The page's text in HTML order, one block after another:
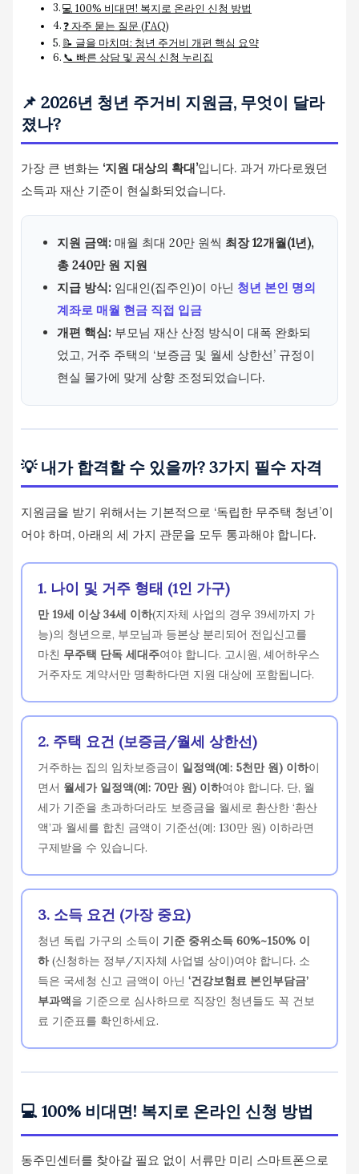
💻 100% 비대면! 복지로 온라인 신청 방법
❓ 자주 묻는 질문 (FAQ)
📝 글을 마치며: 청년 주거비 개편 핵심 요약
📞 빠른 상담 및 공식 신청 누리집
📌 2026년 청년 주거비 지원금, 무엇이 달라
졌나?
가장 큰 변화는 ‘지원 대상의 확대’입니다. 과거 까다로웠던
소득과 재산 기준이 현실화되었습니다.
지원 금액: 매월 최대 20만 원씩 최장 12개월(1년),
총 240만 원 지원
지급 방식: 임대인(집주인)이 아닌 청년 본인 명의
계좌로 매월 현금 직접 입금
개편 핵심: 부모님 재산 산정 방식이 대폭 완화되
었고, 거주 주택의 ‘보증금 및 월세 상한선’ 규정이
현실 물가에 맞게 상향 조정되었습니다.
💡 내가 합격할 수 있을까? 3가지 필수 자격
지원금을 받기 위해서는 기본적으로 ‘독립한 무주택 청년’이
어야 하며, 아래의 세 가지 관문을 모두 통과해야 합니다.
1. 나이 및 거주 형태 (1인 가구)
만 19세 이상 34세 이하(지자체 사업의 경우 39세까지 가
능)의 청년으로, 부모님과 등본상 분리되어 전입신고를
마친 무주택 단독 세대주여야 합니다. 고시원, 셰어하우스
거주자도 계약서만 명확하다면 지원 대상에 포함됩니다.
2. 주택 요건 (보증금/월세 상한선)
거주하는 집의 임차보증금이 일정액(예: 5천만 원) 이하이
면서 월세가 일정액(예: 70만 원) 이하여야 합니다. 단, 월
세가 기준을 초과하더라도 보증금을 월세로 환산한 ‘환산
액’과 월세를 합친 금액이 기준선(예: 130만 원) 이하라면
구제받을 수 있습니다.
3. 소득 요건 (가장 중요)
청년 독립 가구의 소득이 기준 중위소득 60%~150% 이
하(신청하는 정부/지자체 사업별 상이)여야 합니다. 소
득은 국세청 신고 금액이 아닌‘건강보험료 본인부담금’
부과액을 기준으로 심사하므로 직장인 청년들도 꼭 건보
료 기준표를 확인하세요.
💻 100% 비대면! 복지로 온라인 신청 방법
동주민센터를 찾아갈 필요 없이 서류만 미리 스마트폰으로